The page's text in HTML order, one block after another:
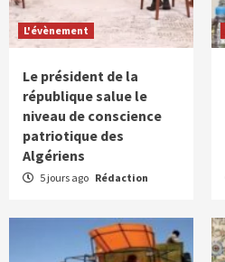
L'évènement
Le président de la
république salue le
niveau de conscience
patriotique des
Algériens
5 jours ago Rédaction